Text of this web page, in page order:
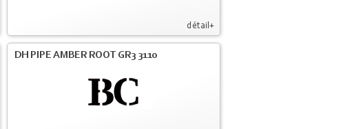
détail+
DH PIPE AMBER ROOT GR3 3110